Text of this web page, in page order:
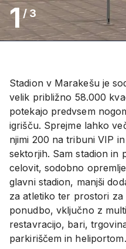
1 / 3
Stadion v Marakešu je
velik približno 58.000
potekajo predvsem
igrišču. Sprejme lahko
njimi 200 na tribuni VIP
sektorjih. Sam stadion in
celovit, sodobno
glavni stadion, manjši
za atletiko ter prostori
ponudbo, vključno z
restavracijo, bari,
parkiriščem in heliportom.